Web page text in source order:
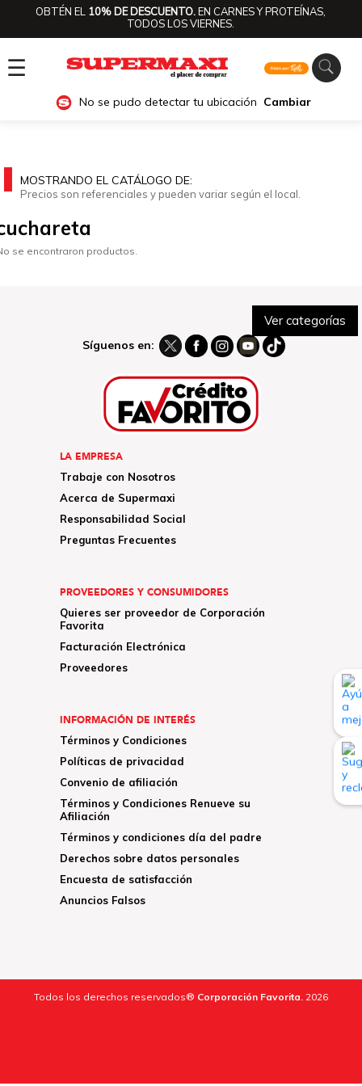
OBTÉN EL 10% DE DESCUENTO.EN CARNES Y PROTEÍNAS,
TODOS LOS VIERNES.
☰
No se pudo detectar tu ubicación Cambiar
Ver categorías
MOSTRANDO EL CATÁLOGO DE:
Precios son referenciales y pueden variar según el local.
se encontraron productos.
Síguenos en:
LA EMPRESA
Trabaje con Nosotros
Acerca de Supermaxi
Responsabilidad Social
Preguntas Frecuentes
PROVEEDORES Y CONSUMIDORES
Quieres ser proveedor de Corporación
Favorita
Facturación Electrónica
Proveedores
INFORMACIÓN DE INTERÉS
Términos y Condiciones
Políticas de privacidad
Convenio de afiliación
Términos y Condiciones Renueve su
Afiliación
Términos y condiciones día del padre
Derechos sobre datos personales
Encuesta de satisfacción
Anuncios Falsos
Todos los derechos reservados® Corporación Favorita. 2026